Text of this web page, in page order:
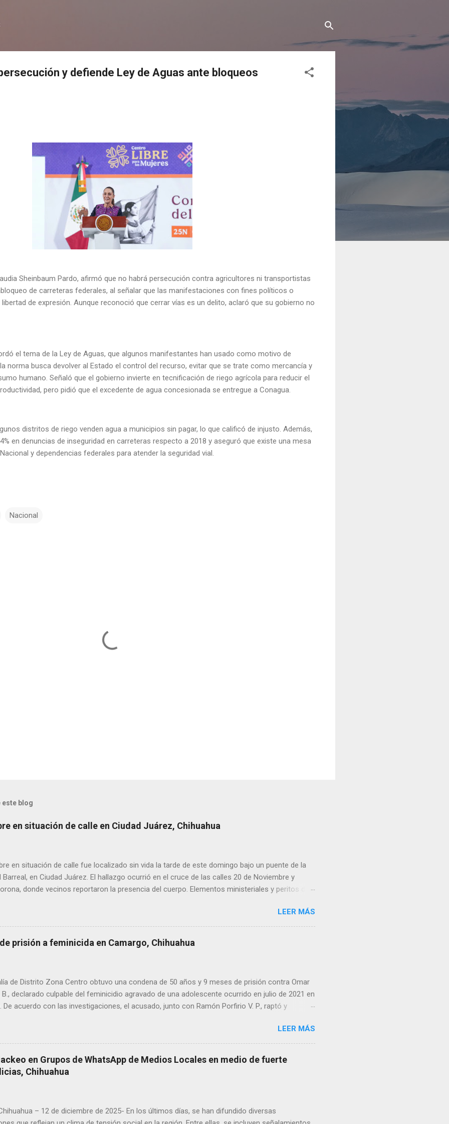
y defiende Ley de Aguas ante bloqueos
Sheinbaum Pardo, afirmó que no habrá persecución contra agricultores ni transportistas
de carreteras federales, al señalar que las manifestaciones con fines políticos o
de expresión. Aunque reconoció que cerrar vías es un delito, aclaró que su gobierno no
el tema de la Ley de Aguas, que algunos manifestantes han usado como motivo de
norma busca devolver al Estado el control del recurso, evitar que se trate como mercancía y
humano. Señaló que el gobierno invierte en tecnificación de riego agrícola para reducir el
pero pidió que el excedente de agua concesionada se entregue a Conagua.
distritos de riego venden agua a municipios sin pagar, lo que calificó de injusto. Además,
en denuncias de inseguridad en carreteras respecto a 2018 y aseguró que existe una mesa
y dependencias federales para atender la seguridad vial.
Nacional
este blog
en situación de calle en Ciudad Juárez, Chihuahua
en situación de calle fue localizado sin vida la tarde de este domingo bajo un puente de la
Barreal, en Ciudad Juárez. El hallazgo ocurrió en el cruce de las calles 20 de Noviembre y
donde vecinos reportaron la presencia del cuerpo. Elementos ministeriales y peritos de
que el hombre solía pernoctar en ese lugar, aunque desconocen su identidad.LEER MÁS
prisión a feminicida en Camargo, Chihuahua
de Distrito Zona Centro obtuvo una condena de 50 años y 9 meses de prisión contra Omar
B., declarado culpable del feminicidio agravado de una adolescente ocurrido en julio de 2021 en
De acuerdo con las investigaciones, el acusado, junto con Ramón Porfirio V. P., raptó y
Contec. El Tribunal de Enjuiciamiento del Distrito Judicial Camargo ordenó que la pena se
el Centro de Reinserción Social Estatal número 1 de Aquiles Serdán, además de imponer el
mil 500 pesos por reparación del daño y una multa de 58 mil pesos. Cabe recordar que en
año, Ramón Porfirio V. P. recibió una sentencia de 45 años de prisión por su participación
LEER MÁS
en Grupos de WhatsApp de Medios Locales en medio de fuerte
Chihuahua
– 12 de diciembre de 2025- En los últimos días, se han difundido diversas